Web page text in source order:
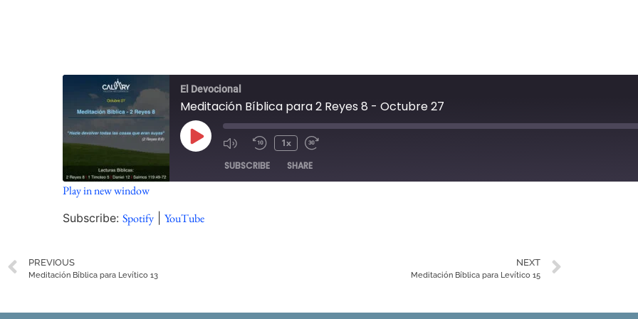
El Devocional
Meditación Bíblica para 2 Reyes 8 - Octubre 27
1x
SUBSCRIBE SHARE
SHARE
EMBED
Play in new window
Subscribe:Spotify |YouTube
PREVIOUS
Meditación Bíblica para Levítico 13
NEXT
Meditación Bíblica para Levítico 15